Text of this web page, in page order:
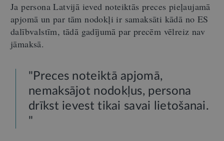
Ja persona Latvijā ieved noteiktās preces pieļaujamā
apjomā un par tām nodokļi ir samaksāti kādā no ES
dalībvalstīm, tādā gadījumā par precēm vēlreiz nav
jāmaksā.
"Preces noteiktā apjomā,
nemaksājot nodokļus, persona
drīkst ievest tikai savai lietošanai.
"